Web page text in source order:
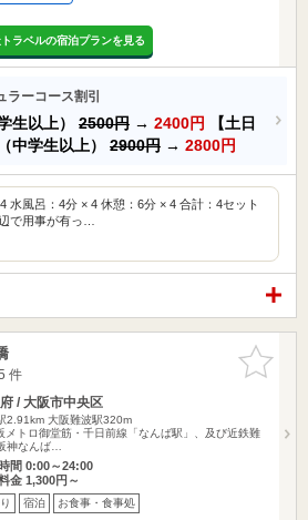
ラベルの宿泊プランを見る
ラーコース割引
生以上） 2500円 → 2400円
【土日
中学生以上） 2900円 → 2800円
水風呂：4分 × 4 休憩：6分 × 4 合計：4セット
で用事が有っ…
お気に入
りに追加
件
/ 大阪市中央区
2.91km 大阪難波駅320m
メトロ御堂筋・千日前線「なんば駅」、及び近鉄難
神なんば…
間 0:00～24:00
金 1,300円～
宿泊 お食事・食事処